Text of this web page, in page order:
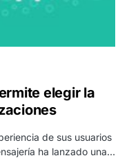
elegir la
de sus usuarios
ha lanzado una…